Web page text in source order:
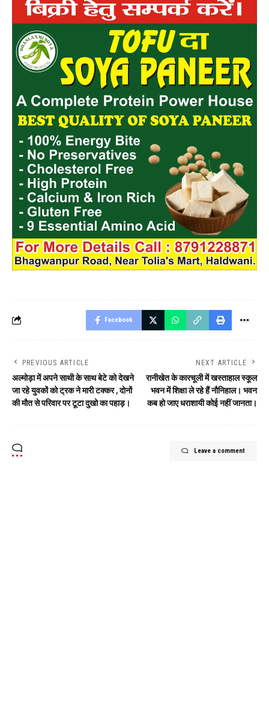
Facebook
PREVIOUS ARTICLE
अल्मोड़ा में अपने साथी के साथ बेटे को देखने
जा रहे युवकों को ट्रक ने मारी टक्कर , दोनों
की मौत से परिवार पर टूटा दुखो का पहाड़।
NEXT ARTICLE
रानीखेत के कारचूली में खस्ताहाल स्कूल
भवन में शिक्षा ले रहे हैं नौनिहाल। भवन
कब हो जाए धराशायी कोई नहीं जानता।
Leave a comment